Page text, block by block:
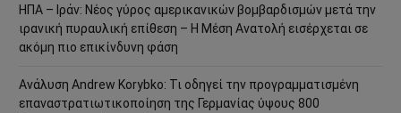
ΗΠΑ – Ιράν: Νέος γύρος αμερικανικών βομβαρδισμών μετά την
ιρανική πυραυλική επίθεση – Η Μέση Ανατολή εισέρχεται σε
ακόμη πιο επικίνδυνη φάση
Ανάλυση Andrew Korybko: Τι οδηγεί την προγραμματισμένη
επαναστρατιωτικοποίηση της Γερμανίας ύψους 800